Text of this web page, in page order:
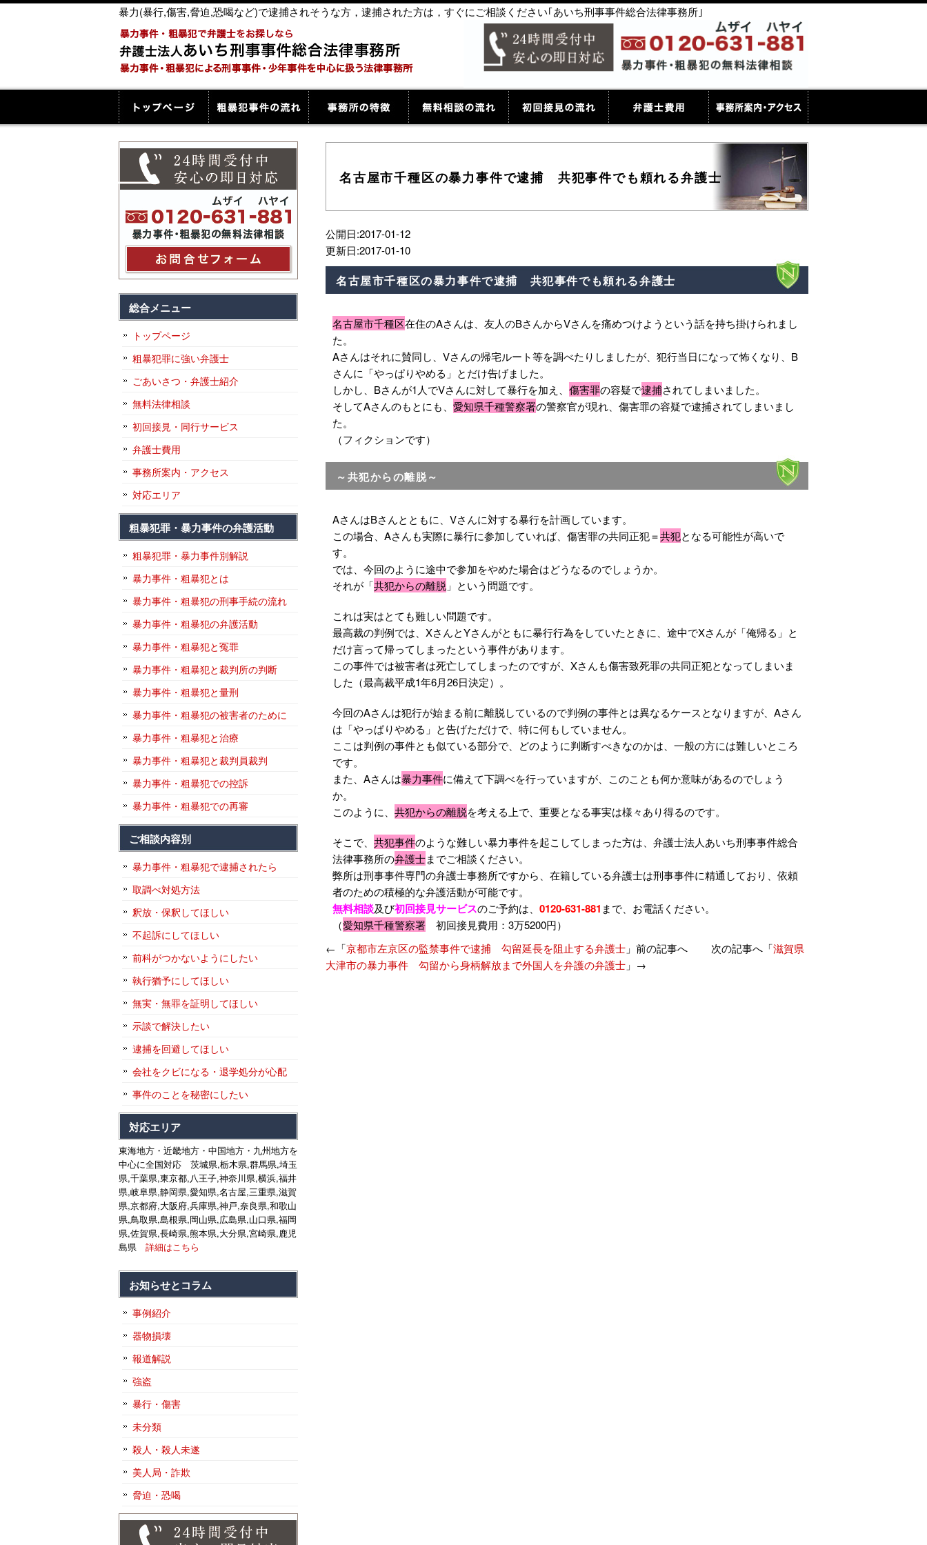
暴力(暴行,傷害,脅迫,恐喝など)で逮捕されそうな方，逮捕された方は，すぐにご相談ください｢あいち刑事事件総合法律事務所｣
名古屋市千種区の暴力事件で逮捕 共犯事件でも頼れる弁護士
公開日:2017-01-12
更新日:2017-01-10
名古屋市千種区の暴力事件で逮捕 共犯事件でも頼れる弁護士
名古屋市千種区在住のAさんは、友人のBさんからVさんを痛めつけようという話を持ち掛けられまし
た。
Aさんはそれに賛同し、Vさんの帰宅ルート等を調べたりしましたが、犯行当日になって怖くなり、B
さんに「やっぱりやめる」とだけ告げました。
しかし、Bさんが1人でVさんに対して暴行を加え、 傷害罪の容疑で逮捕されてしまいました。
そしてAさんのもとにも、 愛知県千種警察署の警察官が現れ、傷害罪の容疑で逮捕されてしまいまし
た。
（フィクションです）
～共犯からの離脱～
AさんはBさんとともに、Vさんに対する暴行を計画しています。
この場合、Aさんも実際に暴行に参加していれば、傷害罪の共同正犯＝共犯となる可能性が高いで
す。
では、今回のように途中で参加をやめた場合はどうなるのでしょうか。
それが「共犯からの離脱 」という問題です。
これは実はとても難しい問題です。
最高裁の判例では、XさんとYさんがともに暴行行為をしていたときに、途中でXさんが「俺帰る」と
だけ言って帰ってしまったという事件があります。
この事件では被害者は死亡してしまったのですが、Xさんも傷害致死罪の共同正犯となってしまいま
した（最高裁平成1年6月26日決定）。
今回のAさんは犯行が始まる前に離脱しているので判例の事件とは異なるケースとなりますが、Aさん
は「やっぱりやめる」と告げただけで、特に何もしていません。
ここは判例の事件とも似ている部分で、どのように判断すべきなのかは、一般の方には難しいところ
です。
また、Aさんは暴力事件に備えて下調べを行っていますが、このことも何か意味があるのでしょう
か。
このように、 共犯からの離脱を考える上で、重要となる事実は様々あり得るのです。
そこで、 共犯事件のような難しい暴力事件を起こしてしまった方は、弁護士法人あいち刑事事件総合
法律事務所の弁護士までご相談ください。
弊所は刑事事件専門の弁護士事務所ですから、在籍している弁護士は刑事事件に精通しており、依頼
者のための積極的な弁護活動が可能です。
無料相談及び初回接見サービスのご予約は、 0120-631-881 まで、お電話ください。
（愛知県千種警察署 初回接見費用：3万5200円）
←「京都市左京区の監禁事件で逮捕 勾留延長を阻止する弁護士 」前の記事へ 次の記事へ「滋賀県
大津市の暴力事件 勾留から身柄解放まで外国人を弁護の弁護士 」→
総合メニュー
トップページ
粗暴犯罪に強い弁護士
ごあいさつ・弁護士紹介
無料法律相談
初回接見・同行サービス
弁護士費用
事務所案内・アクセス
対応エリア
粗暴犯罪・暴力事件の弁護活動
粗暴犯罪・暴力事件別解説
暴力事件・粗暴犯とは
暴力事件・粗暴犯の刑事手続の流れ
暴力事件・粗暴犯の弁護活動
暴力事件・粗暴犯と冤罪
暴力事件・粗暴犯と裁判所の判断
暴力事件・粗暴犯と量刑
暴力事件・粗暴犯の被害者のために
暴力事件・粗暴犯と治療
暴力事件・粗暴犯と裁判員裁判
暴力事件・粗暴犯での控訴
暴力事件・粗暴犯での再審
ご相談内容別
暴力事件・粗暴犯で逮捕されたら
取調べ対処方法
釈放・保釈してほしい
不起訴にしてほしい
前科がつかないようにしたい
執行猶予にしてほしい
無実・無罪を証明してほしい
示談で解決したい
逮捕を回避してほしい
会社をクビになる・退学処分が心配
事件のことを秘密にしたい
対応エリア
東海地方・近畿地方・中国地方・九州地方を
中心に全国対応 茨城県,栃木県,群馬県,埼玉
県,千葉県,東京都,八王子,神奈川県,横浜,福井
県,岐阜県,静岡県,愛知県,名古屋,三重県,滋賀
県,京都府,大阪府,兵庫県,神戸,奈良県,和歌山
県,鳥取県,島根県,岡山県,広島県,山口県,福岡
県,佐賀県,長崎県,熊本県,大分県,宮崎県,鹿児
島県 詳細はこちら
お知らせとコラム
事例紹介
器物損壊
報道解説
強盗
暴行・傷害
未分類
殺人・殺人未遂
美人局・詐欺
脅迫・恐喝